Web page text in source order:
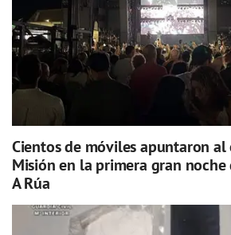
Cientos de móviles apuntaron al
Misión en la primera gran noche
A Rúa